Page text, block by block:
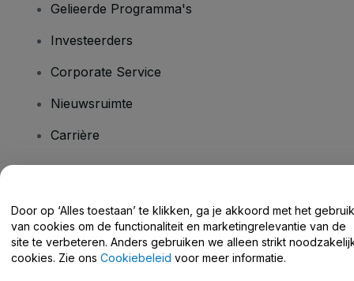
Gelieerde Programma's
Investeerders
Corporate Service
Nieuwsruimte
Carrière
Helpcentrum / Neem Contact Met Ons Op
Door op ‘Alles toestaan’ te klikken, ga je akkoord met het gebruik
van cookies om de functionaliteit en marketingrelevantie van de
site te verbeteren. Anders gebruiken we alleen strikt
cookies. Zie ons Cookiebeleid voor meer informatie.